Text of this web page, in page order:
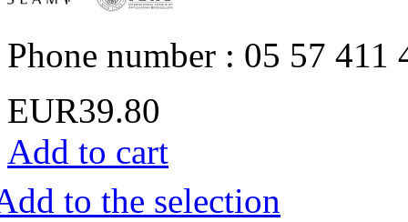
Phone number : 05 57 411
EUR39.80
Add to cart
to the selection